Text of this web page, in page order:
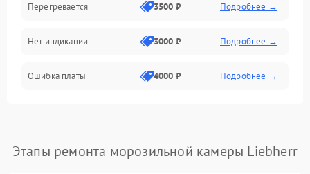
Перегревается 3500 ₽ Подробнее →
Нет индикации 3000 ₽ Подробнее →
Ошибка платы 4000 ₽ Подробнее →
Этапы ремонта морозильной камеры Liebherr